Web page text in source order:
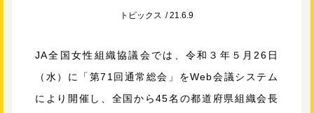
トピックス 21.6.9
JA全国女性組織協議会では、令和３年５月26日
（水）に「第71回通常総会」をWeb会議システム
により開催し、全国から45名の都道府県組織会長